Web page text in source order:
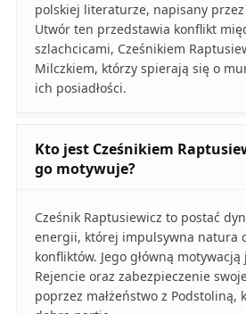
polskiej literaturze, napisany
Utwór ten przedstawia konflikt
szlachcicami, Cześnikiem
Milczkiem, którzy spierają się o
ich posiadłości.
Kto jest Cześnikiem
go motywuje?
Cześnik Raptusiewicz to postać
energii, której impulsywna natura
konfliktów. Jego główną
Rejencie oraz zabezpieczenie
poprzez małżeństwo z Podstoliną,